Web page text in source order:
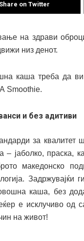
Share on Twitter
на здрави
низ денот.
каша треба да
Smoothie.
и без адитиви
за квалитет
јаболко, праска,
македонско
Задржувајќи
каша, без
е исклучиво од
на живот!